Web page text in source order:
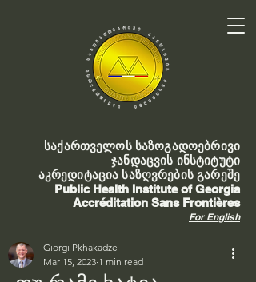
საქართველოს საზოგადოებრივი
ჯანდაცვის ინსტიტუტი
აკრედიტაცია საზღვრების გარეშე
Public Health Institute of Georgia
Accréditation Sans Frontières
For English
Giorgi Pkhakadze
Mar 15, 2023 1 min read